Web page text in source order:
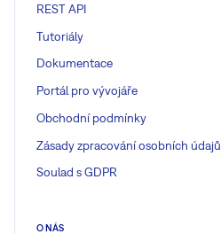
REST API
Tutoriály
Dokumentace
Portál pro vývojáře
Obchodní podmínky
Zásady zpracování osobních údajů
Soulad s GDPR
O NÁS